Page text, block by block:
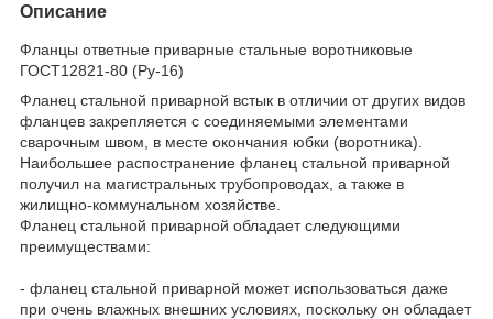
Описание
Фланцы ответные приварные стальные воротниковые
ГОСТ12821-80 (Ру-16)
Фланец стальной приварной встык в отличии от других видов
фланцев закрепляется с соединяемыми элементами
сварочным швом, в месте окончания юбки (воротника).
Наибольшее распостранение фланец стальной приварной
получил на магистральных трубопроводах, а также в
жилищно-коммунальном хозяйстве.
Фланец стальной приварной обладает следующими
преимуществами:
- фланец стальной приварной может использоваться даже
при очень влажных внешних условиях, поскольку он обладает